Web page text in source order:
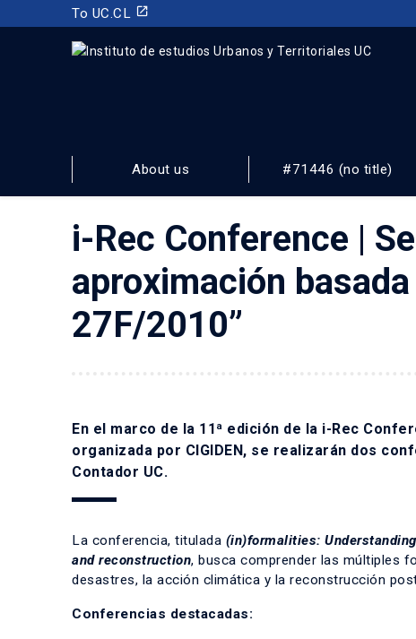
To UC.CL launch
Y TERRITORIALES
FACULTAD DE ARQUITECTURA, DISEÑO Y ESTUDIOS URBANOS
About us #71446 (no title)
i-Rec Conference |
aproximación
27F/2010”
En el marco de la 11ª edición de la i-Rec
organizada por CIGIDEN, se realizarán dos
Contador UC.
La conferencia, titulada (in)formalities:
and reconstruction, busca comprender las múltiples
desastres, la acción climática y la reconstrucción
Conferencias destacadas: